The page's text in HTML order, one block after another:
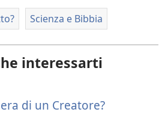
Scienza e Bibbia
interessarti
di un Creatore?